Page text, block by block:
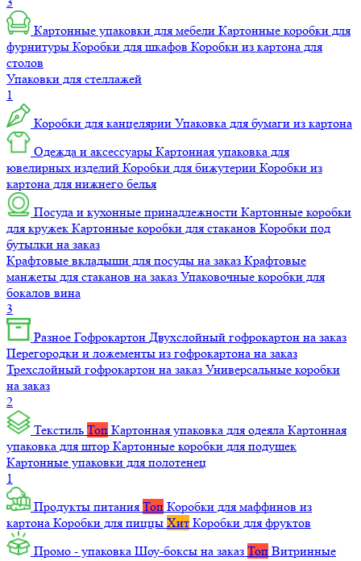
Картонные упаковки для мебели Картонные коробки для
фурнитуры Коробки для шкафов Коробки из картона для
столов
Упаковки для стеллажей
1
Коробки для канцелярии Упаковка для бумаги из картона
Одежда и аксессуары Картонная упаковка для
ювелирных изделий Коробки для бижутерии Коробки из
картона для нижнего белья
Посуда и кухонные принадлежности Картонные коробки
для кружек Картонные коробки для стаканов Коробки под
бутылки на заказ
Крафтовые вкладыши для посуды на заказ Крафтовые
манжеты для стаканов на заказ Упаковочные коробки для
бокалов вина
3
Разное Гофрокартон Двухслойный гофрокартон на заказ
Перегородки и ложементы из гофрокартона на заказ
Трехслойный гофрокартон на заказ Универсальные коробки
на заказ
2
Текстиль Топ Картонная упаковка для одеяла Картонная
упаковка для штор Картонные коробки для подушек
Картонные упаковки для полотенец
1
Продукты питания Топ Коробки для маффинов из
картона Коробки для пиццы Хит Коробки для фруктов
Промо - упаковка Шоу-боксы на заказ Топ Витринные